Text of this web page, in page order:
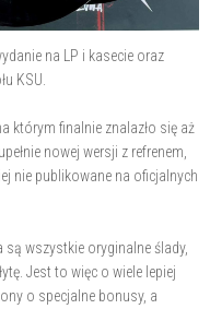
na LP i kasecie oraz
KSU.
którym finalnie znalazło się aż
nowej wersji z refrenem,
nie publikowane na oficjalnych
wszystkie oryginalne ślady,
Jest to więc o wiele lepiej
o specjalne bonusy, a